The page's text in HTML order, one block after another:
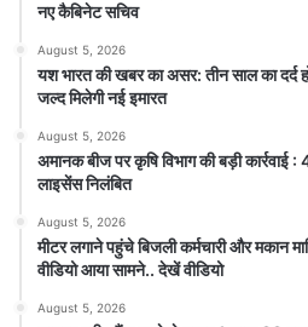
नए कैबिनेट सचिव
August 5, 2026
यश भारत की खबर का असर: तीन साल का दर्द
जल्द मिलेगी नई इमारत
August 5, 2026
अमानक बीज पर कृषि विभाग की बड़ी कार्रवाई
लाइसेंस निलंबित
August 5, 2026
मीटर लगाने पहुंचे बिजली कर्मचारी और मकान
वीडियो आया सामने.. देखें वीडियो
August 5, 2026